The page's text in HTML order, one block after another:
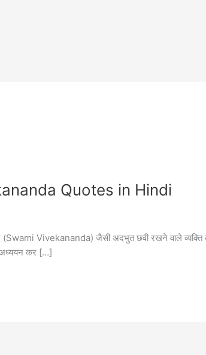
Quotes in Hindi
(Swami Vivekananda) जैसी अदभुत छवी रखने वाले
अध्ययन कर […]